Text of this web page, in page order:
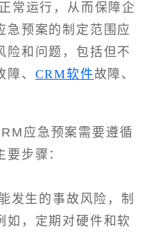
常运行，从而保障企
急预案的制定范围应
险和问题，包括但不
、 CRM软件故障、
应急预案需要遵循
步骤：
发生的事故风险，制
如，定期对硬件和软